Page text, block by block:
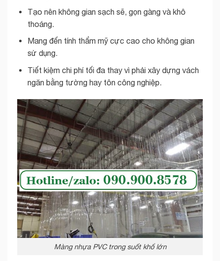
Tạo nên không gian sạch sẽ, gọn gàng và khô
thoáng.
Mang đến tính thẩm mỹ cực cao cho không gian
sử dụng.
Tiết kiệm chi phí tối đa thay vì phải xây dựng vách
ngăn bằng tường hay tôn công nghiệp.
Màng nhựa PVC trong suốt khổ lớn